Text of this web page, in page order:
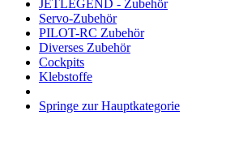
JETLEGEND - Zubehör
Servo-Zubehör
PILOT-RC Zubehör
Diverses Zubehör
Cockpits
Klebstoffe
Springe zur Hauptkategorie